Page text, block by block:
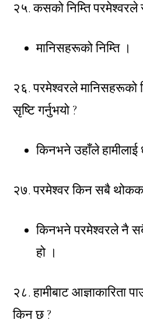
२५. कसको निम्ति परमेश्वरले
मानिसहरूको निम्ति ।
२६. परमेश्वरले मानिसहरूको
सृष्टि गर्नुभयो ?
किनभने उहाँले हामीलाई
२७. परमेश्वर किन सबै
किनभने परमेश्वरले नै
हो ।
२८. हामीबाट आज्ञाकारिता
किन छ ?